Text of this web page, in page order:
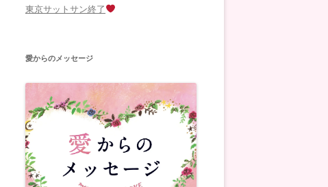
東京サットサン終了
愛からのメッセージ